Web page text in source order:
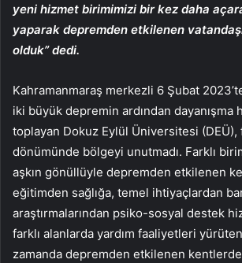
yeni hizmet birimimizi bir kez daha
yaparak depremden etkilenen
olduk” dedi.
Kahramanmaraş merkezli 6 Şubat
iki büyük depremin ardından
toplayan Dokuz Eylül Üniversitesi (DEÜ),
dönümünde bölgeyi unutmadı. Farklı
aşkın gönüllüyle depremden etkilenen
eğitimden sağlığa, temel ihtiyaçlardan
araştırmalarından psiko-sosyal destek
farklı alanlarda yardım faaliyetleri yürüten
zamanda depremden etkilenen kentlerde